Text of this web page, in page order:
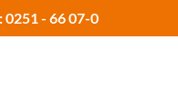
- 66 07-0